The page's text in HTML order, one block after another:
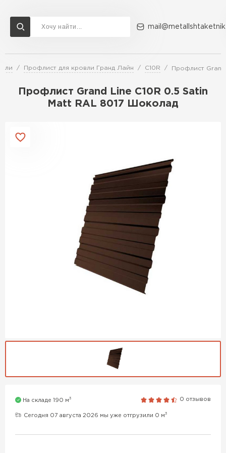
Профлист для кровли Гранд Лайн C10R Профлист
Профлист Grand Line C10R 0.5 Satin
Matt RAL 8017 Шоколад
На складе 190 м3 0 отзывов
Сегодня 07 августа 2026 мы уже отгрузили 0 м3
Доставка и оплата Акции О компании Контакты
Перейти в каталог